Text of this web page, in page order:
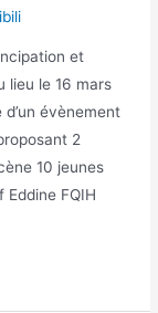
et
lieu le 16 mars
évènement
2
10 jeunes
FQIH